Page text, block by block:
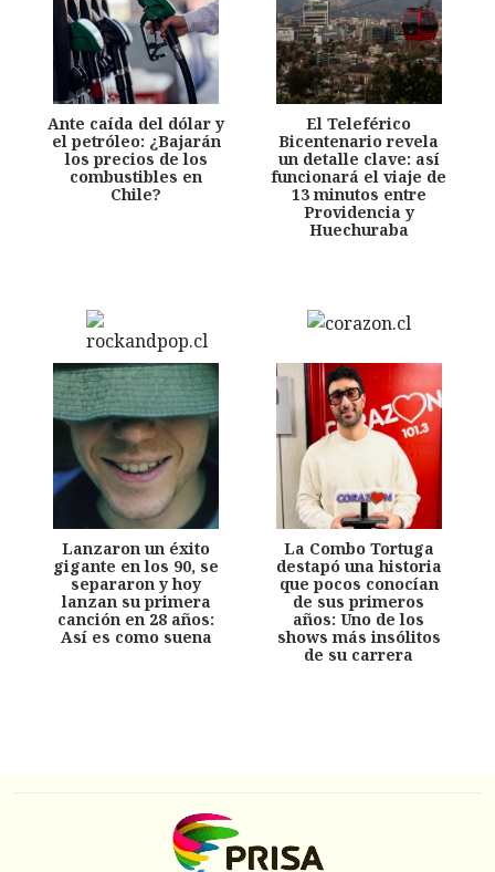
Ante caída del dólar y
el petróleo: ¿Bajarán
los precios de los
combustibles en
Chile?
El Teleférico
Bicentenario revela
un detalle clave: así
funcionará el viaje de
13 minutos entre
Providencia y
Huechuraba
Lanzaron un éxito
gigante en los 90, se
separaron y hoy
lanzan su primera
canción en 28 años:
Así es como suena
La Combo Tortuga
destapó una historia
que pocos conocían
de sus primeros
años: Uno de los
shows más insólitos
de su carrera